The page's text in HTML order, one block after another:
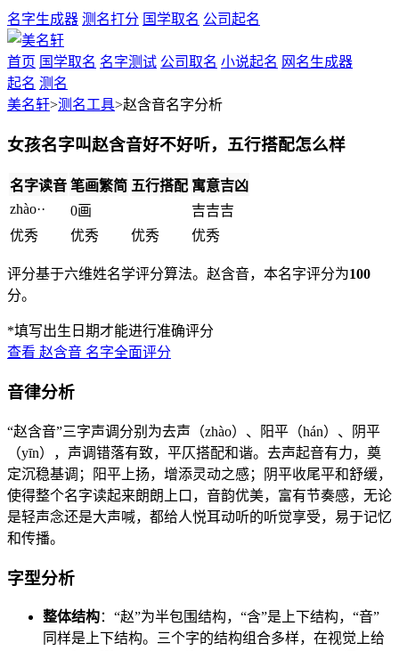
名字生成器 测名打分 国学取名 公司起名
首页 国学取名 名字测试 公司取名 小说起名 网名生成器
起名 测名
美名轩>测名工具>赵含音名字分析
女孩名字叫赵含音好不好听，五行搭配怎么样
名字读音 笔画繁简 五行搭配 寓意吉凶
zhào··
0画 吉吉吉
优秀
优秀 优秀 优秀
评分基于六维姓名学评分算法。赵含音，本名字评分为100
分。
*填写出生日期才能进行准确评分
查看 赵含音 名字全面评分
音律分析
“赵含音”三字声调分别为去声（zhào）、阳平（hán）、阴平
（yīn），声调错落有致，平仄搭配和谐。去声起音有力，奠
定沉稳基调；阳平上扬，增添灵动之感；阴平收尾平和舒缓，
使得整个名字读起来朗朗上口，音韵优美，富有节奏感，无论
是轻声念还是大声喊，都给人悦耳动听的听觉享受，易于记忆
和传播。
字型分析
整体结构：“赵”为半包围结构，“含”是上下结构，“音”
同样是上下结构。三个字的结构组合多样，在视觉上给